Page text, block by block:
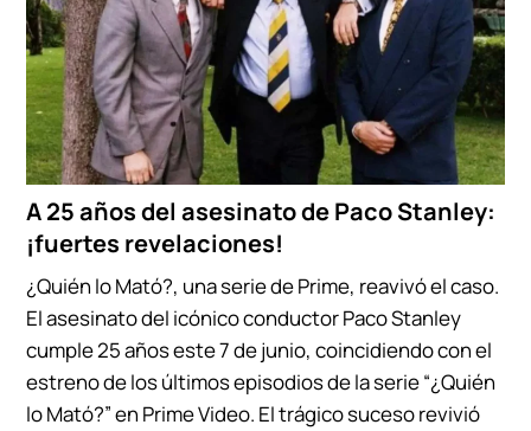
A 25 años del asesinato de Paco Stanley:
¡fuertes revelaciones!
¿Quién lo Mató?, una serie de Prime, reavivó el caso.
El asesinato del icónico conductor Paco Stanley
cumple 25 años este 7 de junio, coincidiendo con el
estreno de los últimos episodios de la serie “¿Quién
lo Mató?” en Prime Video. El trágico suceso revivió